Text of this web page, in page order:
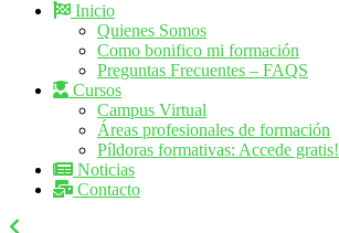
Inicio
Quienes Somos
Como bonifico mi formación
Preguntas Frecuentes – FAQS
Cursos
Campus Virtual
Áreas profesionales de formación
Píldoras formativas: Accede gratis!
Noticias
Contacto